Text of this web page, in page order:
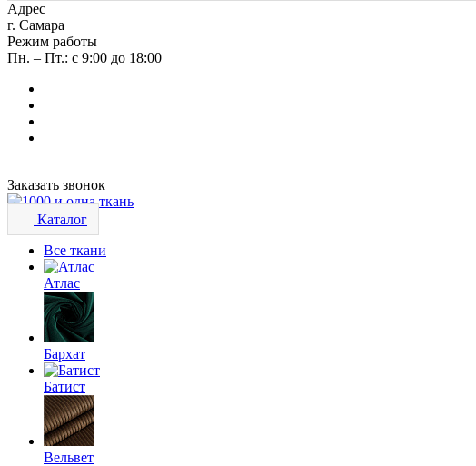
Адрес
г. Самара
Режим работы
Пн. – Пт.: с 9:00 до 18:00
Заказать звонок
Каталог
Все ткани
Атлас
Бархат
Батист
Вельвет